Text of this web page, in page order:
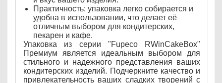
Практичность: упаковка легко собирается и
удобна в использовании, что делает её
отличным выбором для кондитерских,
пекарен и кафе.
Упаковка из серии "Fupeco RWinCakeBox"
Премиум является идеальным выбором для
стильного и надежного представления ваших
кондитерских изделий. Подчеркните качество и
привлекательность ваших сладких творений с